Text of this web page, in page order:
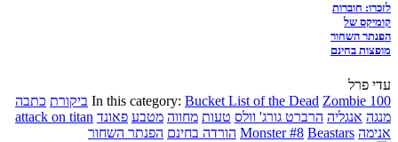
לזכרו: חוברות
קומיקס של
הפנתר השחור
מופצות בחינם
עדי פרל
In this category: Bucket List of the Dead Zombie 100 ביקורת כתבה
מנגה אנגליה הרברט גורג' וולס טעות מחווה מטבע פאונד attack on titan
אנימה
Monster #8 Beastars הורדה בחינם הפנתר השחור